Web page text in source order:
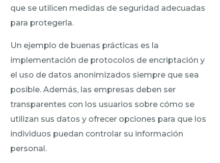
que se utilicen medidas de seguridad adecuadas
para protegerla.
Un ejemplo de buenas prácticas es la
implementación de protocolos de encriptación y
el uso de datos anonimizados siempre que sea
posible. Además, las empresas deben ser
transparentes con los usuarios sobre cómo se
utilizan sus datos y ofrecer opciones para que los
individuos puedan controlar su información
personal.